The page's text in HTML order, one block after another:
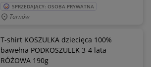
SPRZEDAJĄCY: OSOBA PRYWATNA
Tarnów
T-shirt KOSZULKA dziecięca 100%
bawełna PODKOSZULEK 3-4 lata
RÓŻOWA 190g